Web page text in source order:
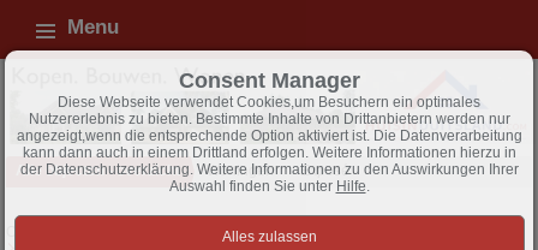
Menu
Alle objecten - overzicht Woningen Exposé
Consent Manager
Diese Webseite verwendet Cookies,um Besuchern ein optimales
Nutzererlebnis zu bieten. Bestimmte Inhalte von Drittanbietern werden nur
angezeigt,wenn die entsprechende Option aktiviert ist. Die Datenverarbeitung
kann dann auch in einem Drittland erfolgen. Weitere Informationen hierzu in
der Datenschutzerklärung. Weitere Informationen zu den Auswirkungen Ihrer
Auswahl finden Sie unter Hilfe.